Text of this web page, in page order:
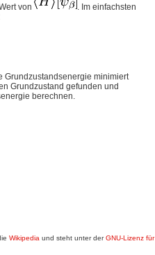
von
. Im einfachsten
Grundzustandsenergie minimiert
Grundzustand gefunden und
berechnen.
Wikipedia und steht unter derGNU-Lizenz